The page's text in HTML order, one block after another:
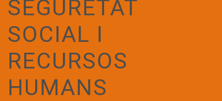
SEGURETAT
SOCIAL I
RECURSOS
HUMANS